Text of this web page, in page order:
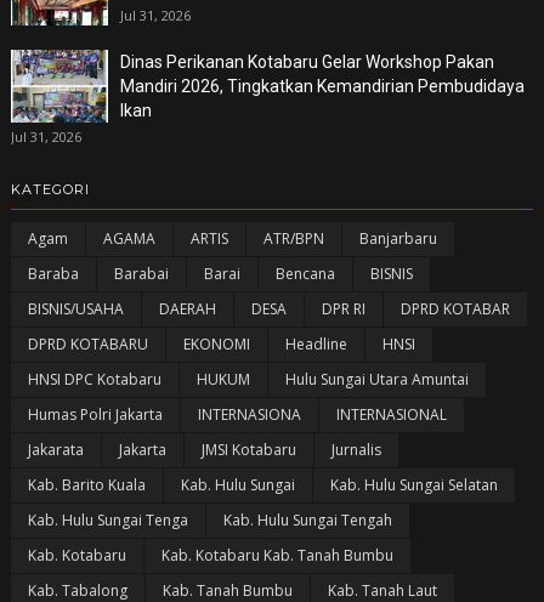
Jul 31, 2026
Dinas Perikanan Kotabaru Gelar Workshop Pakan
Mandiri 2026, Tingkatkan Kemandirian Pembudidaya
Ikan
Jul 31, 2026
KATEGORI
Agam AGAMA ARTIS ATR/BPN
Banjarbaru
Baraba
Barabai Barai Bencana
BISNIS
BISNIS/USAHA
DAERAH DESA DPR RI
DPRD KOTABAR
DPRD KOTABARU
EKONOMI Headline
HNSI
HNSI DPC Kotabaru
HUKUM
Hulu Sungai Utara Amuntai
Humas Polri Jakarta
INTERNASIONA
INTERNASIONAL
Jakarata
Jakarta JMSI Kotabaru
Jurnalis
Kab. Barito Kuala
Kab. Hulu Sungai
Kab. Hulu Sungai Selatan
Kab. Hulu Sungai Tenga
Kab. Hulu Sungai Tengah
Kab. Kotabaru
Kab. Kotabaru Kab. Tanah Bumbu
Kab. Tabalong
Kab. Tanah Bumbu
Kab. Tanah Laut